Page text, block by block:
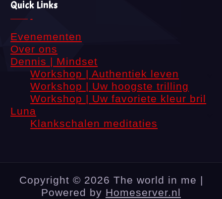
Quick Links
Evenementen
Over ons
Dennis | Mindset
Workshop | Authentiek leven
Workshop | Uw hoogste trilling
Workshop | Uw favoriete kleur bril
Luna
Klankschalen meditaties
Copyright © 2026 The world in me |
Powered by Homeserver.nl